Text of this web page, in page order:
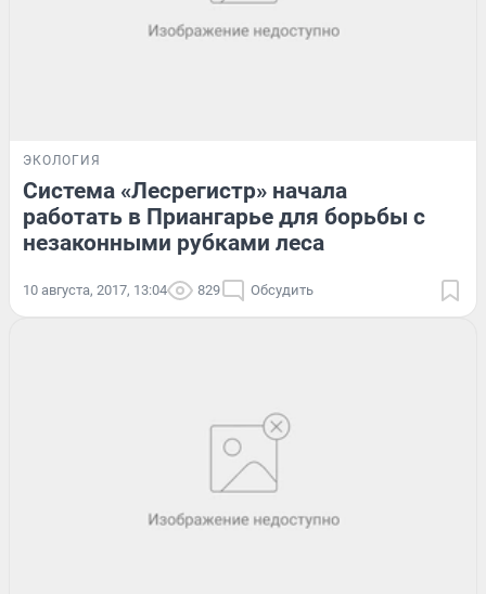
ЭКОЛОГИЯ
Система «Лесрегистр» начала
работать в Приангарье для борьбы с
незаконными рубками леса
10 августа, 2017, 13:04 829 Обсудить